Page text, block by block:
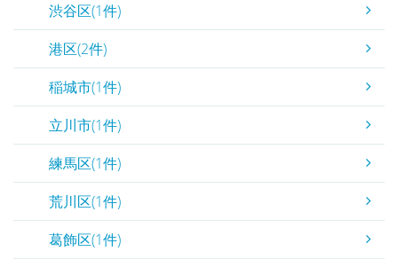
渋谷区(1件)
港区(2件)
稲城市(1件)
立川市(1件)
練馬区(1件)
荒川区(1件)
葛飾区(1件)